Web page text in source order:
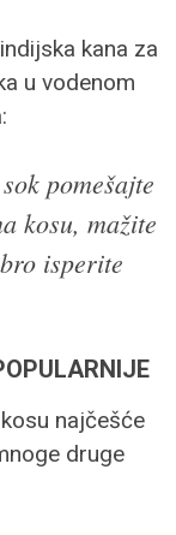
kana za
u vodenom
pomešajte
kosu, mažite
isperite
najčešće
druge